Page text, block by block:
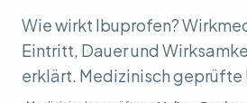
Wie wirkt Ibuprofen?
Eintritt, Dauer und
erklärt. Medizinisch geprüfte